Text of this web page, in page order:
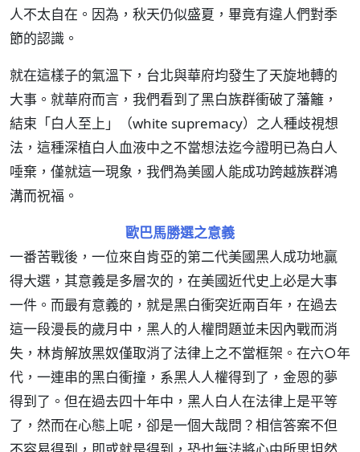
人不太自在。因為，秋天仍似盛夏，畢竟有違人們對季
節的認識。
就在這樣子的氣溫下，台北與華府均發生了天旋地轉的
大事。就華府而言，我們看到了黑白族群衝破了藩籬，
結束「白人至上」（white supremacy）之人種歧視想
法，這種深植白人血液中之不當想法迄今證明已為白人
唾棄，僅就這一現象，我們為美國人能成功跨越族群鴻
溝而祝福。
歐巴馬勝選之意義
一番苦戰後，一位來自肯亞的第二代美國黑人成功地贏
得大選，其意義是多層次的，在美國近代史上必是大事
一件。而最有意義的，就是黑白衝突近兩百年，在過去
這一段漫長的歲月中，黑人的人權問題並未因內戰而消
失，林肯解放黑奴僅取消了法律上之不當框架。在六○年
代，一連串的黑白衝撞，系黑人人權得到了，金恩的夢
得到了。但在過去四十年中，黑人白人在法律上是平等
了，然而在心態上呢，卻是一個大哉問？相信答案不但